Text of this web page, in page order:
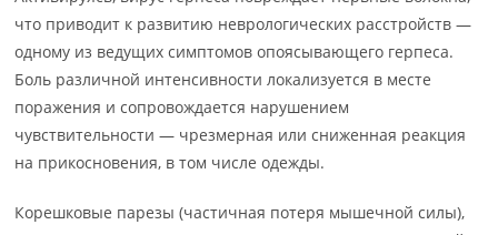
что приводит к развитию неврологических расстройств —
одному из ведущих симптомов опоясывающего герпеса.
Боль различной интенсивности локализуется в месте
поражения и сопровождается нарушением
чувствительности — чрезмерная или сниженная реакция
на прикосновения, в том числе одежды.
Корешковые парезы (частичная потеря мышечной силы),